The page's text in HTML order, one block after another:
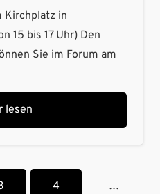
Kirchplatz in
15 bis 17 Uhr) Den
Sie im Forum am
lesen
4 …